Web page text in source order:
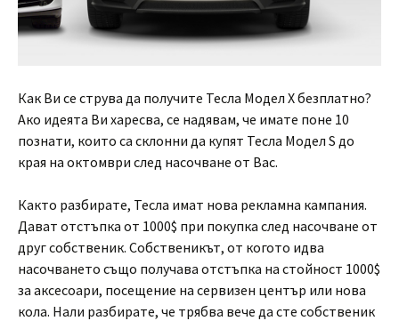
Как Ви се струва да получите Тесла Модел Х безплатно?
Ако идеята Ви харесва, се надявам, че имате поне 10
познати, които са склонни да купят Тесла Модел S до
края на октомври след насочване от Вас.
Както разбирате, Тесла имат нова рекламна кампания.
Дават отстъпка от 1000$ при покупка след насочване от
друг собственик. Собственикът, от когото идва
насочването също получава отстъпка на стойност 1000$
за аксесоари, посещение на сервизен център или нова
кола. Нали разбирате, че трябва вече да сте собственик